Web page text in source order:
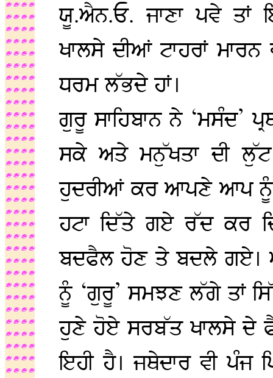
ਯੂ.ਐਨ.ਓ. ਜਾਣਾ ਪਵੇ
ਖਾਲਸੇ ਦੀਆਂ ਟਾਹਰਾਂ
ਧਰਮ ਲੱਭਦੇ ਹਾਂ।
ਗੁਰੂ ਸਾਹਿਬਾਨ ਨੇ ‘ਮਸੰਦ’
ਸਕੇ ਅਤੇ ਮਨੁੱਖਤਾ ਦੀ
ਹੁਦਰੀਆਂ ਕਰ ਆਪਣੇ ਆਪ ਨੂੰ
ਹਟਾ ਦਿੱਤੇ ਗਏ ਰੱਦ ਕਰ
ਬਦਫੈਲ ਹੋਣ ਤੇ ਬਦਲੇ ਗਏ।
ਨੂੰ ‘ਗੁਰੂ’ ਸਮਝਣ ਲੱਗੇ ਤਾਂ
ਹੁਣੇ ਹੋਏ ਸਰਬੱਤ ਖਾਲਸੇ ਦੇ
ਇਹੀ ਹੈ। ਜਥੇਦਾਰ ਵੀ ਪੰਜ